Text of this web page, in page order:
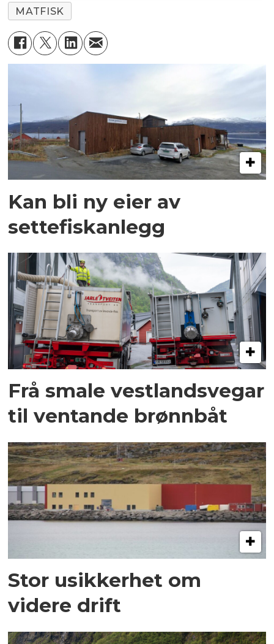
MATFISK
Kan bli ny eier av
settefiskanlegg
Frå smale vestlandsvegar
til ventande brønnbåt
Stor usikkerhet om
videre drift